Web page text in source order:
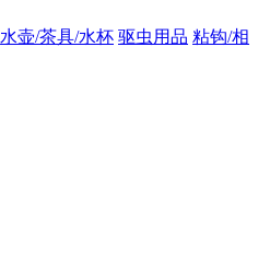
水壶/茶具/水杯 驱虫用品 粘钩/相